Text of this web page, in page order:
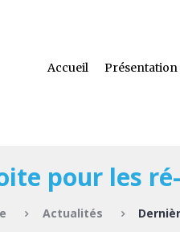
Accueil Présentation
pour les
Actualités